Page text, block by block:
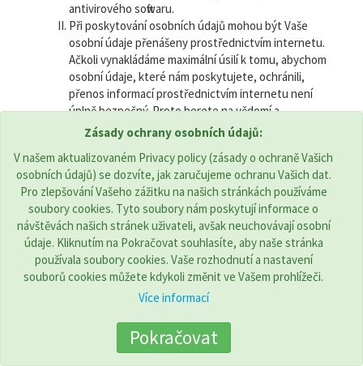
antivirového softwaru.
Při poskytování osobních údajů mohou být Vaše
osobní údaje přenášeny prostřednictvím internetu.
Ačkoli vynakládáme maximální úsilí k tomu, abychom
osobní údaje, které nám poskytujete, ochránili,
přenos informací prostřednictvím internetu není
úplně bezpečný. Proto berete na vědomí a
přijímáte, že nemůžeme zaručit bezpečnost vašich
osobních údajů, které jsou přenášeny na náš web, a
že takový přenos probíhá na Vaše nebezpečí.
Jakmile Vaše osobní údaje obdržíme, budeme
používat přísné postupy a bezpečnostní prvky,
abychom zabránili neoprávněnému přístup k těmto
údajům.
Pokud jsme Vám dali (nebo pokud jste si zvolili)
heslo, které Vám umožňuje přístup k vašemu online
účtu, odpovídáte za udržení tohoto hesla v
tajnosti. Žádáme Vás, abyste heslo nikomu
11. Weby třetích stran
Zásady ochrany osobních údajů:
V našem aktualizovaném Privacy policy (zásady o ochraně Vašich
osobních údajů) se dozvíte, jak zaručujeme ochranu Vašich dat.
Pro zlepšování Vašeho zážitku na našich stránkách používáme
soubory cookies. Tyto soubory nám poskytují informace o
návštěvách našich stránek uživateli, avšak neuchovávají osobní
údaje. Kliknutím na Pokračovat souhlasíte, aby naše stránka
používala soubory cookies. Vaše rozhodnutí a nastavení
souborů cookies můžete kdykoli změnit ve Vašem prohlížeči.
Více informací
Pokračovat